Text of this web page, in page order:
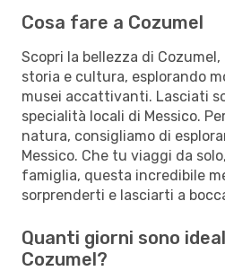
Cosa fare a Cozumel
Scopri la bellezza di
storia e cultura, esplorando
musei accattivanti. Lasciati
specialità locali di Messico.
natura, consigliamo di
Messico. Che tu viaggi da
famiglia, questa incredibile
sorprenderti e lasciarti a
Quanti giorni sono
Cozumel?